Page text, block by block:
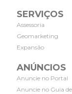
SERVIÇOS
Assessoria
Geomarketing
Expansão
ANÚNCIOS
Anuncie no Portal
Anuncie no Guia